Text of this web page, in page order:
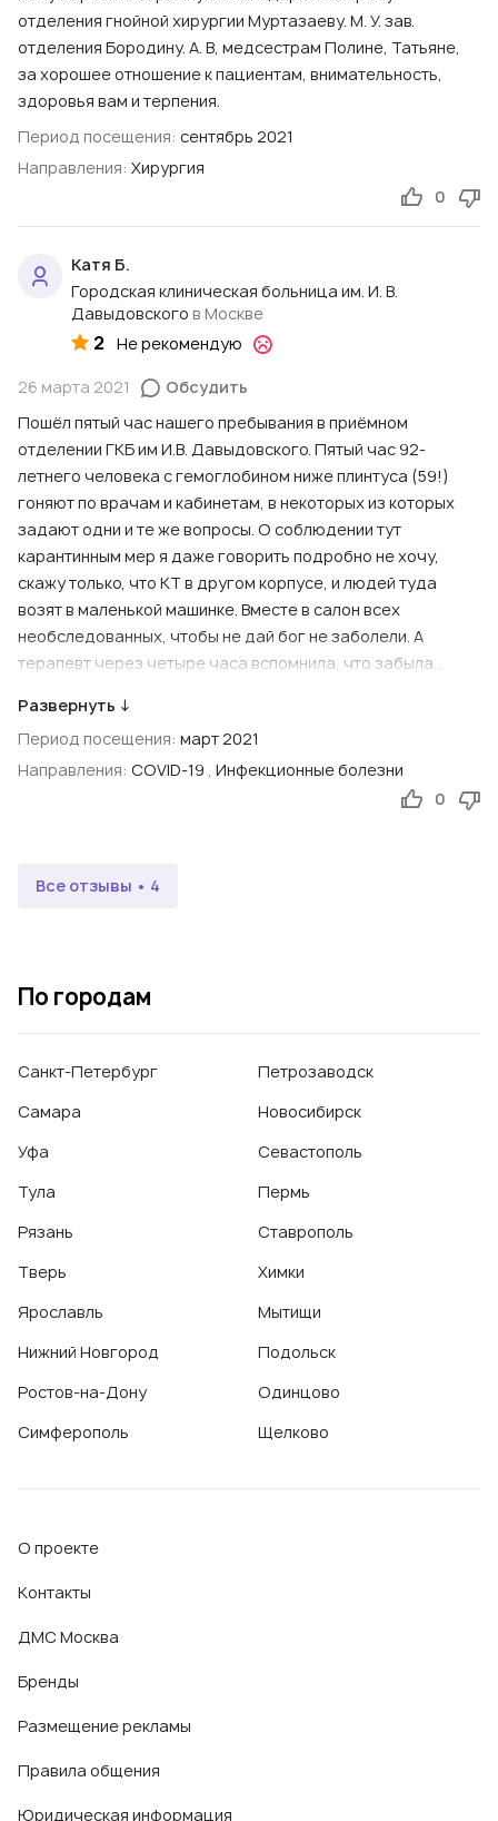
отделения гнойной хирургии Муртазаеву. М. У. зав.
отделения Бородину. А. В, медсестрам Полине, Татьяне,
за хорошее отношение к пациентам, внимательность,
здоровья вам и терпения.
Период посещения: сентябрь 2021
Направления: Хирургия
0
Катя Б.
Городская клиническая больница им. И. В.
Давыдовского в Москве
2 Не рекомендую
26 марта 2021
Обсудить
Пошёл пятый час нашего пребывания в приёмном
отделении ГКБ им И.В. Давыдовского. Пятый час 92-
летнего человека с гемоглобином ниже плинтуса (59!)
гоняют по врачам и кабинетам, в некоторых из которых
задают одни и те же вопросы. О соблюдении тут
карантинным мер я даже говорить подробно не хочу,
скажу только, что КТ в другом корпусе, и людей туда
возят в маленькой машинке. Вместе в салон всех
необследованных, чтобы не дай бог не заболели. А
терапевт через четыре часа вспомнила, что забыла
Я знаю, что это хорошая больница, но в приёмном
творится абсолютный кошмар, стыд и боль.. ну как так
можно, а?
Развернуть ↓
Период посещения: март 2021
Направления: COVID-19 , Инфекционные болезни
0
Все отзывы • 4
По городам
Санкт-Петербург
Самара
Уфа
Тула
Рязань
Тверь
Ярославль
Нижний Новгород
Ростов-на-Дону
Симферополь
Петрозаводск
Новосибирск
Севастополь
Пермь
Ставрополь
Химки
Мытищи
Подольск
Одинцово
Щелково
О проекте
Контакты
ДМС Москва
Бренды
Размещение рекламы
Правила общения
Юридическая информация